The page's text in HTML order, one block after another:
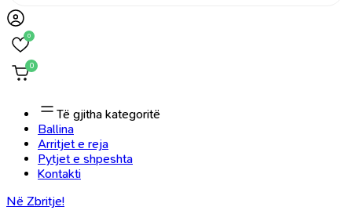
0
0
Të gjitha kategoritë
Ballina
Arritjet e reja
Pytjet e shpeshta
Kontakti
Në Zbritje!